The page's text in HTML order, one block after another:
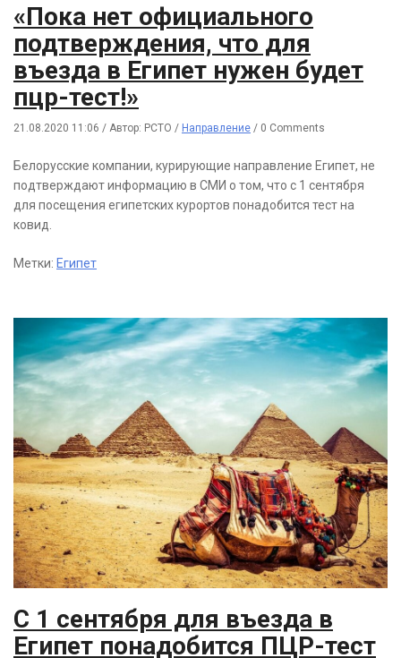
«Пока нет официального
подтверждения, что для
въезда в Египет нужен будет
пцр-тест!»
21.08.2020 11:06 / Автор: РСТО / Направление / 0 Comments
Белорусские компании, курирующие направление Египет, не
подтверждают информацию в СМИ о том, что с 1 сентября
для посещения египетских курортов понадобится тест на
ковид.
Метки: Египет
С 1 сентября для въезда в
Египет понадобится ПЦР-тест